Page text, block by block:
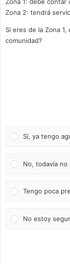
Zona 2: tendrá
Si eres de la Zona
comunidad?
Sí, ya tengo
No, todavía no
Tengo poca
No estoy